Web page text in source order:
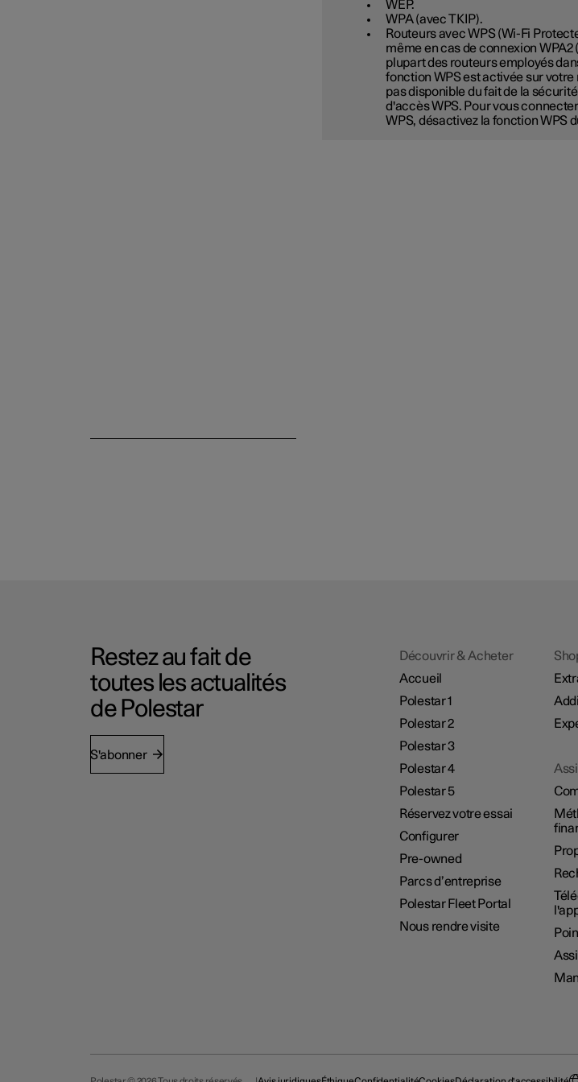
WEP.
WPA (avec TKIP).
Routeurs avec WPS (Wi-Fi
même en cas de connexion WPA2
plupart des routeurs employés
fonction WPS est activée sur
pas disponible du fait de la
d'accès WPS. Pour vous
WPS, désactivez la fonction WPS
Restez au fait de
toutes les actualités
de Polestar
S'abonner
Découvrir & Acheter
Accueil
Polestar 1
Polestar 2
Polestar 3
Polestar 4
Polestar 5
Réservez votre essai
Configurer
Pre-owned
Parcs d’entreprise
Polestar Fleet Portal
Nous rendre visite